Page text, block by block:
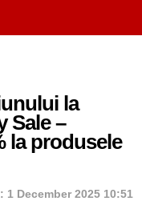
la
Sale –
la produsele
1 December 2025 10:51